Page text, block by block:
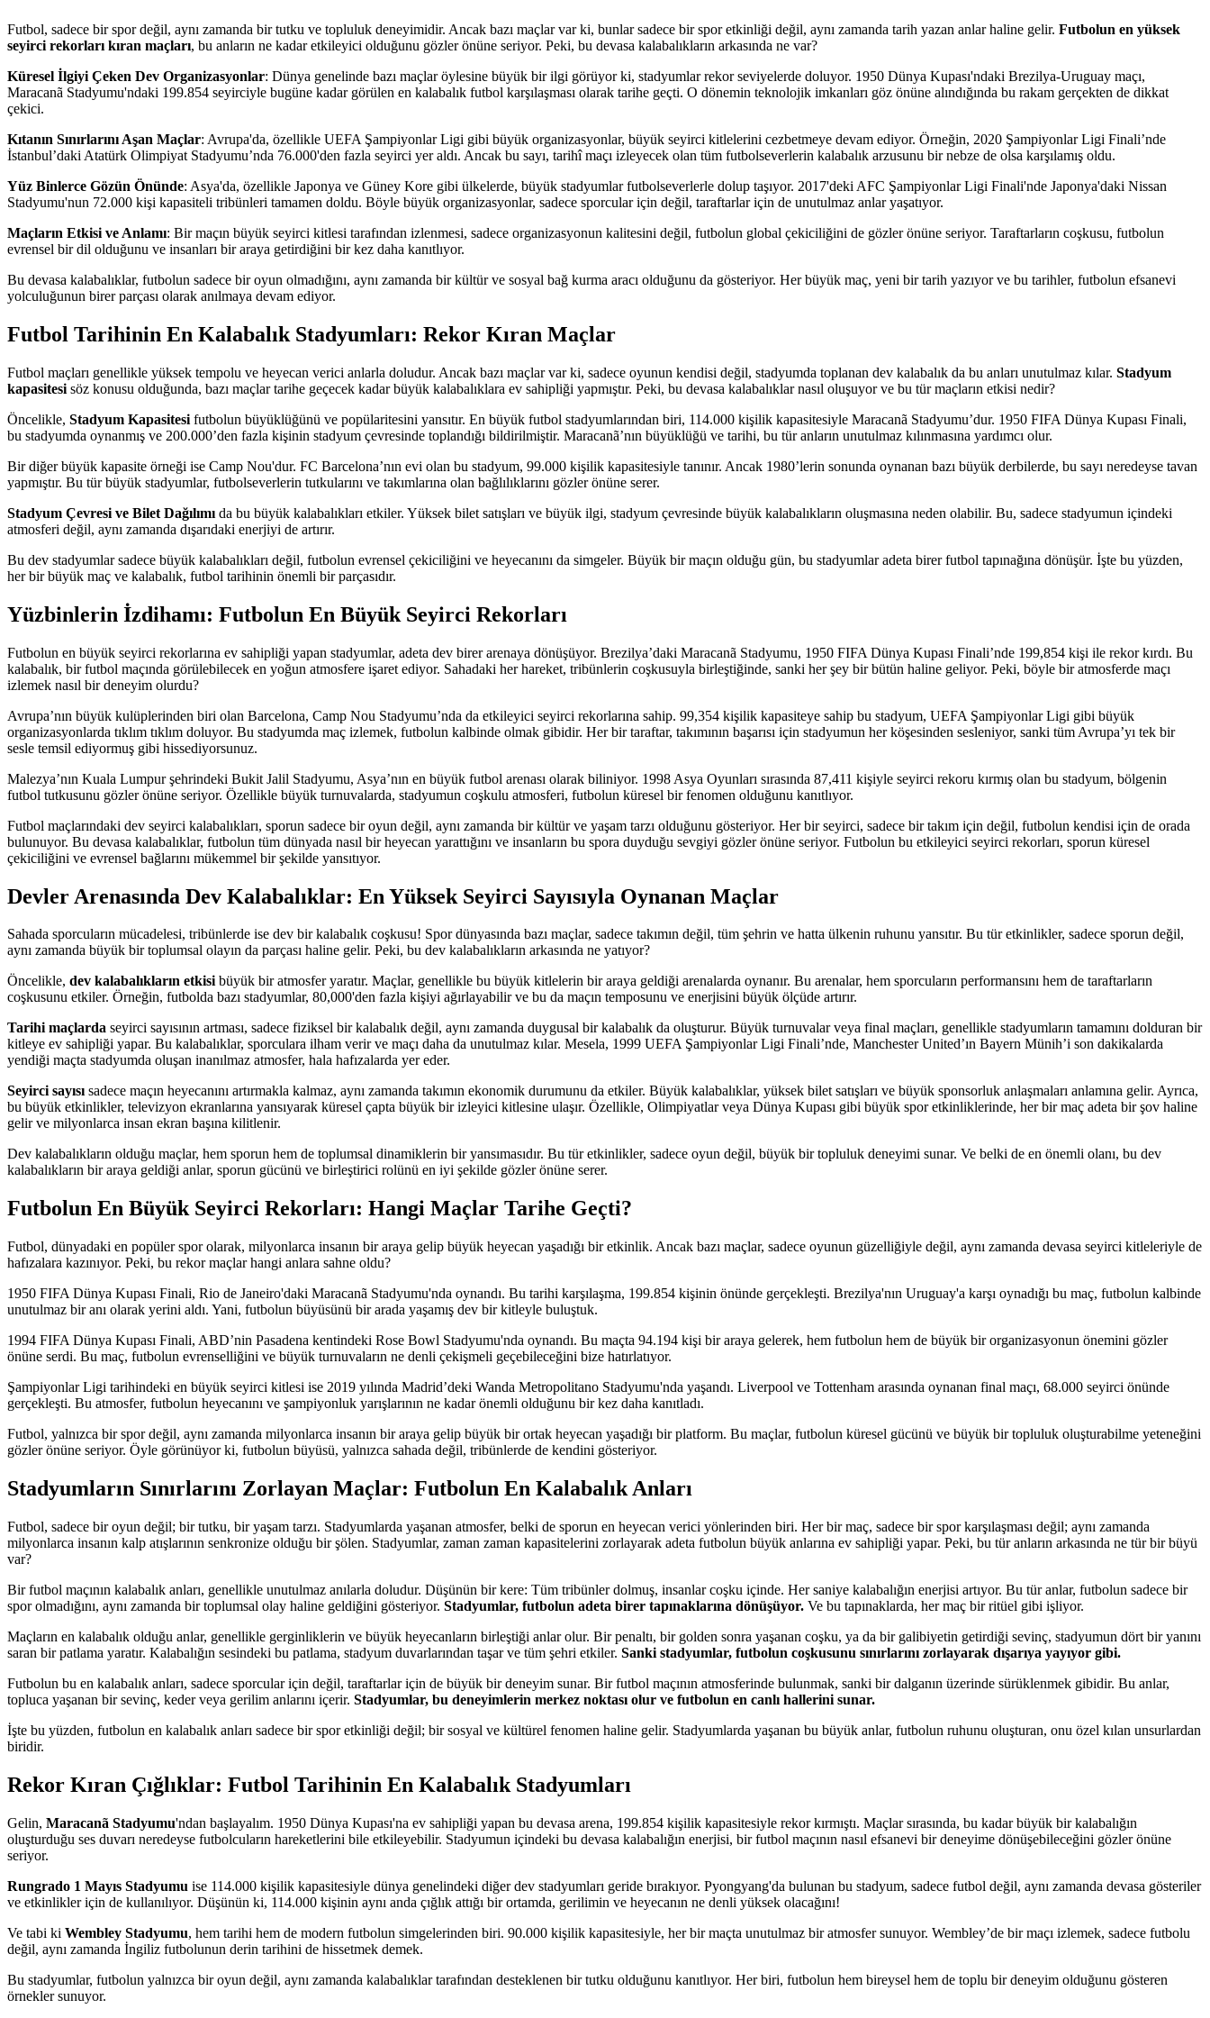
Futbol, sadece bir spor değil, aynı zamanda bir tutku ve topluluk deneyimidir. Ancak bazı maçlar var ki, bunlar sadece bir spor etkinliği değil, aynı zamanda tarih yazan anlar haline gelir. Futbolun en yüksek
seyirci rekorları kıran maçları, bu anların ne kadar etkileyici olduğunu gözler önüne seriyor. Peki, bu devasa kalabalıkların arkasında ne var?
Küresel İlgiyi Çeken Dev Organizasyonlar: Dünya genelinde bazı maçlar öylesine büyük bir ilgi görüyor ki, stadyumlar rekor seviyelerde doluyor. 1950 Dünya Kupası'ndaki Brezilya-Uruguay maçı,
Maracanã Stadyumu'ndaki 199.854 seyirciyle bugüne kadar görülen en kalabalık futbol karşılaşması olarak tarihe geçti. O dönemin teknolojik imkanları göz önüne alındığında bu rakam gerçekten de dikkat
çekici.
Kıtanın Sınırlarını Aşan Maçlar: Avrupa'da, özellikle UEFA Şampiyonlar Ligi gibi büyük organizasyonlar, büyük seyirci kitlelerini cezbetmeye devam ediyor. Örneğin, 2020 Şampiyonlar Ligi Finali’nde
İstanbul’daki Atatürk Olimpiyat Stadyumu’nda 76.000'den fazla seyirci yer aldı. Ancak bu sayı, tarihî maçı izleyecek olan tüm futbolseverlerin kalabalık arzusunu bir nebze de olsa karşılamış oldu.
Yüz Binlerce Gözün Önünde: Asya'da, özellikle Japonya ve Güney Kore gibi ülkelerde, büyük stadyumlar futbolseverlerle dolup taşıyor. 2017'deki AFC Şampiyonlar Ligi Finali'nde Japonya'daki Nissan
Stadyumu'nun 72.000 kişi kapasiteli tribünleri tamamen doldu. Böyle büyük organizasyonlar, sadece sporcular için değil, taraftarlar için de unutulmaz anlar yaşatıyor.
Maçların Etkisi ve Anlamı: Bir maçın büyük seyirci kitlesi tarafından izlenmesi, sadece organizasyonun kalitesini değil, futbolun global çekiciliğini de gözler önüne seriyor. Taraftarların coşkusu, futbolun
evrensel bir dil olduğunu ve insanları bir araya getirdiğini bir kez daha kanıtlıyor.
Bu devasa kalabalıklar, futbolun sadece bir oyun olmadığını, aynı zamanda bir kültür ve sosyal bağ kurma aracı olduğunu da gösteriyor. Her büyük maç, yeni bir tarih yazıyor ve bu tarihler, futbolun efsanevi
yolculuğunun birer parçası olarak anılmaya devam ediyor.
Futbol Tarihinin En Kalabalık Stadyumları: Rekor Kıran Maçlar
Futbol maçları genellikle yüksek tempolu ve heyecan verici anlarla doludur. Ancak bazı maçlar var ki, sadece oyunun kendisi değil, stadyumda toplanan dev kalabalık da bu anları unutulmaz kılar. Stadyum
kapasitesi söz konusu olduğunda, bazı maçlar tarihe geçecek kadar büyük kalabalıklara ev sahipliği yapmıştır. Peki, bu devasa kalabalıklar nasıl oluşuyor ve bu tür maçların etkisi nedir?
Öncelikle, Stadyum Kapasitesi futbolun büyüklüğünü ve popülaritesini yansıtır. En büyük futbol stadyumlarından biri, 114.000 kişilik kapasitesiyle Maracanã Stadyumu’dur. 1950 FIFA Dünya Kupası Finali,
bu stadyumda oynanmış ve 200.000’den fazla kişinin stadyum çevresinde toplandığı bildirilmiştir. Maracanã’nın büyüklüğü ve tarihi, bu tür anların unutulmaz kılınmasına yardımcı olur.
Bir diğer büyük kapasite örneği ise Camp Nou'dur. FC Barcelona’nın evi olan bu stadyum, 99.000 kişilik kapasitesiyle tanınır. Ancak 1980’lerin sonunda oynanan bazı büyük derbilerde, bu sayı neredeyse tavan
yapmıştır. Bu tür büyük stadyumlar, futbolseverlerin tutkularını ve takımlarına olan bağlılıklarını gözler önüne serer.
Stadyum Çevresi ve Bilet Dağılımı da bu büyük kalabalıkları etkiler. Yüksek bilet satışları ve büyük ilgi, stadyum çevresinde büyük kalabalıkların oluşmasına neden olabilir. Bu, sadece stadyumun içindeki
atmosferi değil, aynı zamanda dışarıdaki enerjiyi de artırır.
Bu dev stadyumlar sadece büyük kalabalıkları değil, futbolun evrensel çekiciliğini ve heyecanını da simgeler. Büyük bir maçın olduğu gün, bu stadyumlar adeta birer futbol tapınağına dönüşür. İşte bu yüzden,
her bir büyük maç ve kalabalık, futbol tarihinin önemli bir parçasıdır.
Yüzbinlerin İzdihamı: Futbolun En Büyük Seyirci Rekorları
Futbolun en büyük seyirci rekorlarına ev sahipliği yapan stadyumlar, adeta dev birer arenaya dönüşüyor. Brezilya’daki Maracanã Stadyumu, 1950 FIFA Dünya Kupası Finali’nde 199,854 kişi ile rekor kırdı. Bu
kalabalık, bir futbol maçında görülebilecek en yoğun atmosfere işaret ediyor. Sahadaki her hareket, tribünlerin coşkusuyla birleştiğinde, sanki her şey bir bütün haline geliyor. Peki, böyle bir atmosferde maçı
izlemek nasıl bir deneyim olurdu?
Avrupa’nın büyük kulüplerinden biri olan Barcelona, Camp Nou Stadyumu’nda da etkileyici seyirci rekorlarına sahip. 99,354 kişilik kapasiteye sahip bu stadyum, UEFA Şampiyonlar Ligi gibi büyük
organizasyonlarda tıklım tıklım doluyor. Bu stadyumda maç izlemek, futbolun kalbinde olmak gibidir. Her bir taraftar, takımının başarısı için stadyumun her köşesinden sesleniyor, sanki tüm Avrupa’yı tek bir
sesle temsil ediyormuş gibi hissediyorsunuz.
Malezya’nın Kuala Lumpur şehrindeki Bukit Jalil Stadyumu, Asya’nın en büyük futbol arenası olarak biliniyor. 1998 Asya Oyunları sırasında 87,411 kişiyle seyirci rekoru kırmış olan bu stadyum, bölgenin
futbol tutkusunu gözler önüne seriyor. Özellikle büyük turnuvalarda, stadyumun coşkulu atmosferi, futbolun küresel bir fenomen olduğunu kanıtlıyor.
Futbol maçlarındaki dev seyirci kalabalıkları, sporun sadece bir oyun değil, aynı zamanda bir kültür ve yaşam tarzı olduğunu gösteriyor. Her bir seyirci, sadece bir takım için değil, futbolun kendisi için de orada
bulunuyor. Bu devasa kalabalıklar, futbolun tüm dünyada nasıl bir heyecan yarattığını ve insanların bu spora duyduğu sevgiyi gözler önüne seriyor. Futbolun bu etkileyici seyirci rekorları, sporun küresel
çekiciliğini ve evrensel bağlarını mükemmel bir şekilde yansıtıyor.
Devler Arenasında Dev Kalabalıklar: En Yüksek Seyirci Sayısıyla Oynanan Maçlar
Sahada sporcuların mücadelesi, tribünlerde ise dev bir kalabalık coşkusu! Spor dünyasında bazı maçlar, sadece takımın değil, tüm şehrin ve hatta ülkenin ruhunu yansıtır. Bu tür etkinlikler, sadece sporun değil,
aynı zamanda büyük bir toplumsal olayın da parçası haline gelir. Peki, bu dev kalabalıkların arkasında ne yatıyor?
Öncelikle, dev kalabalıkların etkisibüyük bir atmosfer yaratır. Maçlar, genellikle bu büyük kitlelerin bir araya geldiği arenalarda oynanır. Bu arenalar, hem sporcuların performansını hem de taraftarların
coşkusunu etkiler. Örneğin, futbolda bazı stadyumlar, 80,000'den fazla kişiyi ağırlayabilir ve bu da maçın temposunu ve enerjisini büyük ölçüde artırır.
Tarihi maçlarda seyirci sayısının artması, sadece fiziksel bir kalabalık değil, aynı zamanda duygusal bir kalabalık da oluşturur. Büyük turnuvalar veya final maçları, genellikle stadyumların tamamını dolduran bir
kitleye ev sahipliği yapar. Bu kalabalıklar, sporculara ilham verir ve maçı daha da unutulmaz kılar. Mesela, 1999 UEFA Şampiyonlar Ligi Finali’nde, Manchester United’ın Bayern Münih’i son dakikalarda
yendiği maçta stadyumda oluşan inanılmaz atmosfer, hala hafızalarda yer eder.
Seyirci sayısısadece maçın heyecanını artırmakla kalmaz, aynı zamanda takımın ekonomik durumunu da etkiler. Büyük kalabalıklar, yüksek bilet satışları ve büyük sponsorluk anlaşmaları anlamına gelir. Ayrıca,
bu büyük etkinlikler, televizyon ekranlarına yansıyarak küresel çapta büyük bir izleyici kitlesine ulaşır. Özellikle, Olimpiyatlar veya Dünya Kupası gibi büyük spor etkinliklerinde, her bir maç adeta bir şov haline
gelir ve milyonlarca insan ekran başına kilitlenir.
Dev kalabalıkların olduğu maçlar, hem sporun hem de toplumsal dinamiklerin bir yansımasıdır. Bu tür etkinlikler, sadece oyun değil, büyük bir topluluk deneyimi sunar. Ve belki de en önemli olanı, bu dev
kalabalıkların bir araya geldiği anlar, sporun gücünü ve birleştirici rolünü en iyi şekilde gözler önüne serer.
Futbolun En Büyük Seyirci Rekorları: Hangi Maçlar Tarihe Geçti?
Futbol, dünyadaki en popüler spor olarak, milyonlarca insanın bir araya gelip büyük heyecan yaşadığı bir etkinlik. Ancak bazı maçlar, sadece oyunun güzelliğiyle değil, aynı zamanda devasa seyirci kitleleriyle de
hafızalara kazınıyor. Peki, bu rekor maçlar hangi anlara sahne oldu?
1950 FIFA Dünya Kupası Finali, Rio de Janeiro'daki Maracanã Stadyumu'nda oynandı. Bu tarihi karşılaşma, 199.854 kişinin önünde gerçekleşti. Brezilya'nın Uruguay'a karşı oynadığı bu maç, futbolun kalbinde
unutulmaz bir anı olarak yerini aldı. Yani, futbolun büyüsünü bir arada yaşamış dev bir kitleyle buluştuk.
1994 FIFA Dünya Kupası Finali, ABD’nin Pasadena kentindeki Rose Bowl Stadyumu'nda oynandı. Bu maçta 94.194 kişi bir araya gelerek, hem futbolun hem de büyük bir organizasyonun önemini gözler
önüne serdi. Bu maç, futbolun evrenselliğini ve büyük turnuvaların ne denli çekişmeli geçebileceğini bize hatırlatıyor.
Şampiyonlar Ligi tarihindeki en büyük seyirci kitlesi ise 2019 yılında Madrid’deki Wanda Metropolitano Stadyumu'nda yaşandı. Liverpool ve Tottenham arasında oynanan final maçı, 68.000 seyirci önünde
gerçekleşti. Bu atmosfer, futbolun heyecanını ve şampiyonluk yarışlarının ne kadar önemli olduğunu bir kez daha kanıtladı.
Futbol, yalnızca bir spor değil, aynı zamanda milyonlarca insanın bir araya gelip büyük bir ortak heyecan yaşadığı bir platform. Bu maçlar, futbolun küresel gücünü ve büyük bir topluluk oluşturabilme yeteneğini
gözler önüne seriyor. Öyle görünüyor ki, futbolun büyüsü, yalnızca sahada değil, tribünlerde de kendini gösteriyor.
Stadyumların Sınırlarını Zorlayan Maçlar: Futbolun En Kalabalık Anları
Futbol, sadece bir oyun değil; bir tutku, bir yaşam tarzı. Stadyumlarda yaşanan atmosfer, belki de sporun en heyecan verici yönlerinden biri. Her bir maç, sadece bir spor karşılaşması değil; aynı zamanda
milyonlarca insanın kalp atışlarının senkronize olduğu bir şölen. Stadyumlar, zaman zaman kapasitelerini zorlayarak adeta futbolun büyük anlarına ev sahipliği yapar. Peki, bu tür anların arkasında ne tür bir büyü
var?
Bir futbol maçının kalabalık anları, genellikle unutulmaz anılarla doludur. Düşünün bir kere: Tüm tribünler dolmuş, insanlar coşku içinde. Her saniye kalabalığın enerjisi artıyor. Bu tür anlar, futbolun sadece bir
spor olmadığını, aynı zamanda bir toplumsal olay haline geldiğini gösteriyor. Stadyumlar, futbolun adeta birer tapınaklarına dönüşüyor. Ve bu tapınaklarda, her maç bir ritüel gibi işliyor.
Maçların en kalabalık olduğu anlar, genellikle gerginliklerin ve büyük heyecanların birleştiği anlar olur. Bir penaltı, bir golden sonra yaşanan coşku, ya da bir galibiyetin getirdiği sevinç, stadyumun dört bir yanını
saran bir patlama yaratır. Kalabalığın sesindeki bu patlama, stadyum duvarlarından taşar ve tüm şehri etkiler. Sanki stadyumlar, futbolun coşkusunu sınırlarını zorlayarak dışarıya yayıyor gibi.
Futbolun bu en kalabalık anları, sadece sporcular için değil, taraftarlar için de büyük bir deneyim sunar. Bir futbol maçının atmosferinde bulunmak, sanki bir dalganın üzerinde sürüklenmek gibidir. Bu anlar,
topluca yaşanan bir sevinç, keder veya gerilim anlarını içerir. Stadyumlar, bu deneyimlerin merkez noktası olur ve futbolun en canlı hallerini sunar.
İşte bu yüzden, futbolun en kalabalık anları sadece bir spor etkinliği değil; bir sosyal ve kültürel fenomen haline gelir. Stadyumlarda yaşanan bu büyük anlar, futbolun ruhunu oluşturan, onu özel kılan unsurlardan
biridir.
Rekor Kıran Çığlıklar: Futbol Tarihinin En Kalabalık Stadyumları
Gelin, Maracanã Stadyumu'ndan başlayalım. 1950 Dünya Kupası'na ev sahipliği yapan bu devasa arena, 199.854 kişilik kapasitesiyle rekor kırmıştı. Maçlar sırasında, bu kadar büyük bir kalabalığın
oluşturduğu ses duvarı neredeyse futbolcuların hareketlerini bile etkileyebilir. Stadyumun içindeki bu devasa kalabalığın enerjisi, bir futbol maçının nasıl efsanevi bir deneyime dönüşebileceğini gözler önüne
seriyor.
Rungrado 1 Mayıs Stadyumu ise 114.000 kişilik kapasitesiyle dünya genelindeki diğer dev stadyumları geride bırakıyor. Pyongyang'da bulunan bu stadyum, sadece futbol değil, aynı zamanda devasa gösteriler
ve etkinlikler için de kullanılıyor. Düşünün ki, 114.000 kişinin aynı anda çığlık attığı bir ortamda, gerilimin ve heyecanın ne denli yüksek olacağını!
Ve tabi ki Wembley Stadyumu, hem tarihi hem de modern futbolun simgelerinden biri. 90.000 kişilik kapasitesiyle, her bir maçta unutulmaz bir atmosfer sunuyor. Wembley’de bir maçı izlemek, sadece futbolu
değil, aynı zamanda İngiliz futbolunun derin tarihini de hissetmek demek.
Bu stadyumlar, futbolun yalnızca bir oyun değil, aynı zamanda kalabalıklar tarafından desteklenen bir tutku olduğunu kanıtlıyor. Her biri, futbolun hem bireysel hem de toplu bir deneyim olduğunu gösteren
örnekler sunuyor.